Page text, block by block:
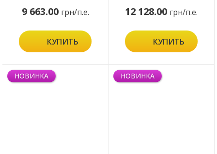
9 663.00 грн/п.е.
КУПИТЬ
12 128.00 грн/п.е.
КУПИТЬ
НОВИНКА НОВИНКА